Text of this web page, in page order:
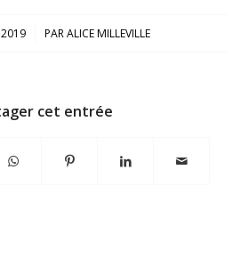
2019 PARALICE MILLEVILLE
cet entrée